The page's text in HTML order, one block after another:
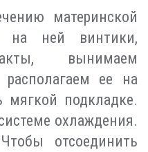
материнской
на ней винтики,
вынимаем
ее на
мягкой подкладке.
охлаждения.
отсоединить